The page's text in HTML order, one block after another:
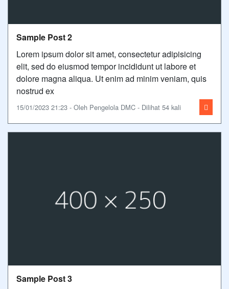
Sample Post 2
Lorem ipsum dolor sit amet, consectetur adipisicing
elit, sed do eiusmod tempor incididunt ut labore et
dolore magna aliqua. Ut enim ad minim veniam, quis
nostrud ex
15/01/2023 21:23 - Oleh Pengelola DMC - Dilihat 54 kali
Sample Post 3